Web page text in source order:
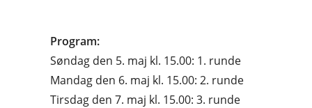
Program:
Søndag den 5. maj kl. 15.00: 1. runde
Mandag den 6. maj kl. 15.00: 2. runde
Tirsdag den 7. maj kl. 15.00: 3. runde